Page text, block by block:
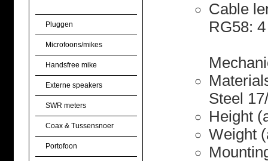
Pluggen
Microfoons/mikes
Handsfree mike
Externe speakers
SWR meters
Coax & Tussensnoer
Portofoon
Cable
RG58:
Steel
Height
Weight